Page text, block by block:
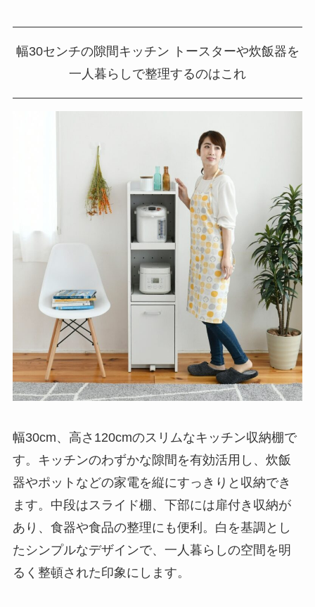
幅30センチの隙間キッチン トースターや炊飯器を
一人暮らしで整理するのはこれ
幅30cm、高さ120cmのスリムなキッチン収納棚で
す。キッチンのわずかな隙間を有効活用し、炊飯
器やポットなどの家電を縦にすっきりと収納でき
ます。中段はスライド棚、下部には扉付き収納が
あり、食器や食品の整理にも便利。白を基調とし
たシンプルなデザインで、一人暮らしの空間を明
るく整頓された印象にします。